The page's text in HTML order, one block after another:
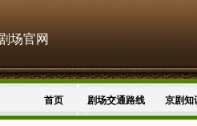
场官网
首页 剧场交通路线 京剧知